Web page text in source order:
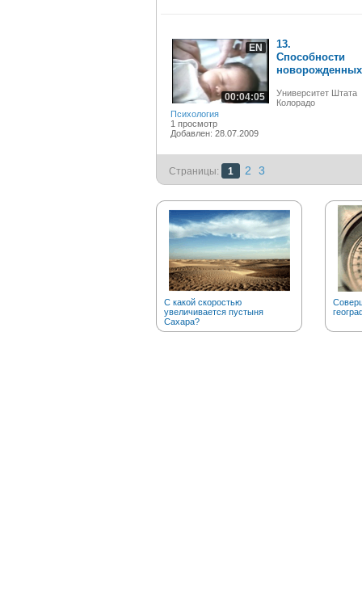
EN
00:04:05
Психология
1 просмотр
Добавлен: 28.07.2009
13.
Способности
новорожденных
Университет Штата
Колорадо
Страницы: 1 2 3
С какой скоростью
увеличивается пустыня
Сахара?